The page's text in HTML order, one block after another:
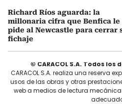
Richard Ríos aguarda: la
millonaria cifra que Benfica le
pide al Newcastle para cerrar
fichaje
© CARACOL S.A. Todos los
CARACOL S.A. realiza una reserva
usos de las obras y otras
web a medios de lectura